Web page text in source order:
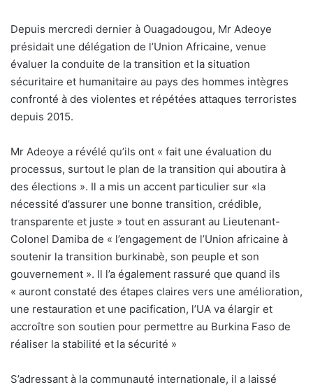
Depuis mercredi dernier à Ouagadougou, Mr Adeoye
présidait une délégation de l’Union Africaine, venue
évaluer la conduite de la transition et la situation
sécuritaire et humanitaire au pays des hommes intègres
confronté à des violentes et répétées attaques terroristes
depuis 2015.
Mr Adeoye a révélé qu’ils ont « fait une évaluation du
processus, surtout le plan de la transition qui aboutira à
des élections ». Il a mis un accent particulier sur «la
nécessité d’assurer une bonne transition, crédible,
transparente et juste » tout en assurant au Lieutenant-
Colonel Damiba de « l’engagement de l’Union africaine à
soutenir la transition burkinabè, son peuple et son
gouvernement ». Il l’a également rassuré que quand ils
« auront constaté des étapes claires vers une amélioration,
une restauration et une pacification, l’UA va élargir et
accroître son soutien pour permettre au Burkina Faso de
réaliser la stabilité et la sécurité »
S’adressant à la communauté internationale, il a laissé